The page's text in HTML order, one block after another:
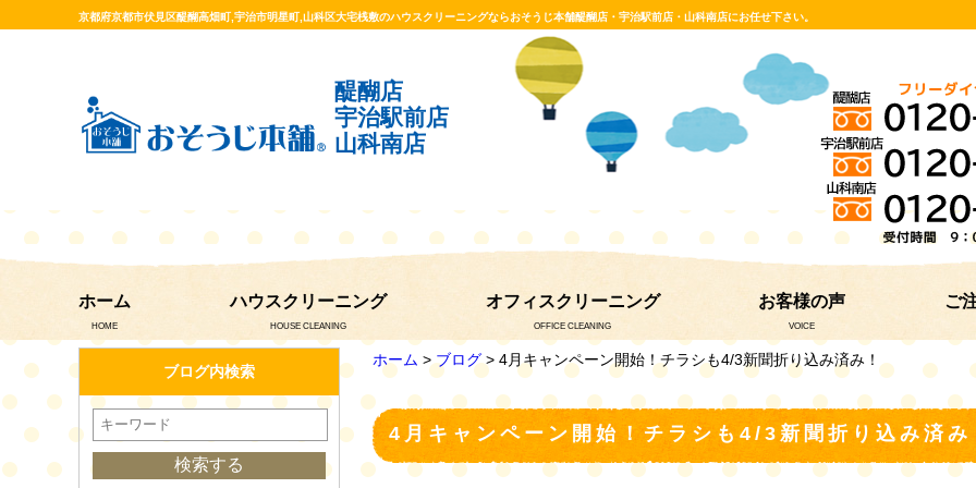
京都府京都市伏見区醍醐高畑町,宇治市明星町,山科区大宅桟敷のハウスクリーニングならおそうじ本舗醍醐店・宇治駅前店・山科南店にお任せ下さい。
醍醐店
宇治駅前店
山科南店
ホーム
HOME
ハウスクリーニング
HOUSE CLEANING
オフィスクリーニング
OFFICE CLEANING
お客様の声
VOICE
ご
ホーム >ブログ> 4月キャンペーン開始！チラシも4/3新聞折り込み済み！
4月キャンペーン開始！チラシも4/3新聞折り込み済み
ブログ内検索